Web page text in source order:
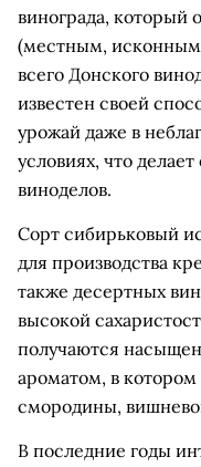
винограда, который
(местным,
всего Донского
известен своей
урожай даже в
условиях, что
виноделов.
Сорт сибирьковый
для производства
также десертных
высокой
получаются
ароматом, в
смородины,
В последние годы